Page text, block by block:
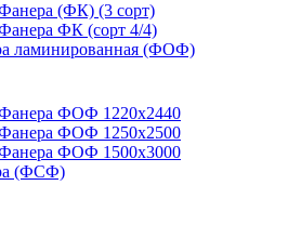
(ФК) (3 сорт)
ФК (сорт 4/4)
ламинированная (ФОФ)
ФОФ 1220x2440
ФОФ 1250x2500
ФОФ 1500x3000
(ФСФ)